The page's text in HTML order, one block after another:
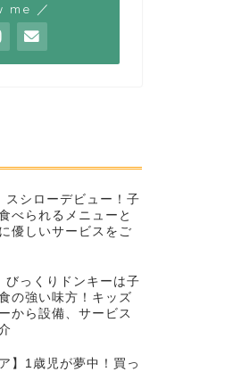
me ／
スシローデビュー！子
べられるメニューと
優しいサービスをご
びっくりドンキーは子
の強い味方！キッズ
から設備、サービス
】1歳児が夢中！買っ